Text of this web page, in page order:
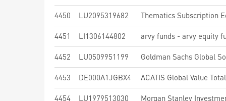
4450 LU2095319682 Thematics Subscription
4451 LI1306144802 arvy funds - arvy equity
4452 LU0509951199
4453 DE000A1JGBX4 ACATIS Global Value
4454 LU1979513030